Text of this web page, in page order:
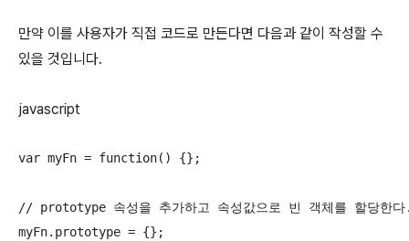
만약 이를 사용자가 직접 코드로 만든다면 다음과 같이 작성할 수
있을 것입니다.
javascript
var myFn = function() {};
// prototype 속성을 추가하고 속성값으로 빈 객체를 할당한
myFn.prototype = {};